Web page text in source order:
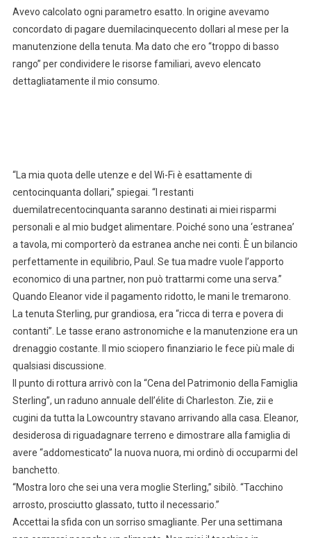
Avevo calcolato ogni parametro esatto. In origine avevamo
concordato di pagare duemilacinquecento dollari al mese per la
manutenzione della tenuta. Ma dato che ero “troppo di basso
rango” per condividere le risorse familiari, avevo elencato
dettagliatamente il mio consumo.
“La mia quota delle utenze e del Wi-Fi è esattamente di
centocinquanta dollari,” spiegai. “I restanti
duemilatrecentocinquanta saranno destinati ai miei risparmi
personali e al mio budget alimentare. Poiché sono una ‘estranea’
a tavola, mi comporterò da estranea anche nei conti. È un bilancio
perfettamente in equilibrio, Paul. Se tua madre vuole l’apporto
economico di una partner, non può trattarmi come una serva.”
Quando Eleanor vide il pagamento ridotto, le mani le tremarono.
La tenuta Sterling, pur grandiosa, era “ricca di terra e povera di
contanti”. Le tasse erano astronomiche e la manutenzione era un
drenaggio costante. Il mio sciopero finanziario le fece più male di
qualsiasi discussione.
Il punto di rottura arrivò con la “Cena del Patrimonio della Famiglia
Sterling”, un raduno annuale dell’élite di Charleston. Zie, zii e
cugini da tutta la Lowcountry stavano arrivando alla casa. Eleanor,
desiderosa di riguadagnare terreno e dimostrare alla famiglia di
avere “addomesticato” la nuova nuora, mi ordinò di occuparmi del
banchetto.
“Mostra loro che sei una vera moglie Sterling,” sibilò. “Tacchino
arrosto, prosciutto glassato, tutto il necessario.”
Accettai la sfida con un sorriso smagliante. Per una settimana